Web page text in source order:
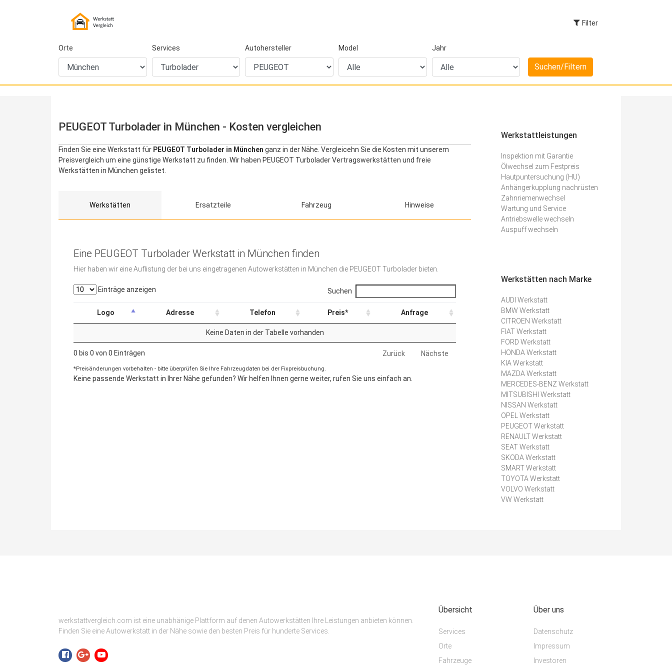
Filter
Orte Services Autohersteller Model Jahr
PEUGEOT Turbolader in München - Kosten vergleichen
Finden Sie eine Werkstatt für PEUGEOT Turbolader in München ganz in der Nähe. Vergleicehn Sie die Kosten mit unserem
Preisvergleich um eine günstige Werkstatt zu finden. Wir haben PEUGEOT Turbolader Vertragswerkstätten und freie
Werkstätten in München gelistet.
Werkstätten Ersatzteile Fahrzeug Hinweise
Eine PEUGEOT Turbolader Werkstatt in München finden
Hier haben wir eine Auflistung der bei uns eingetragenen Autowerkstätten in München die PEUGEOT Turbolader bieten.
Einträge anzeigen Suchen
Logo Adresse Telefon Preis* Anfrage
Keine Daten in der Tabelle vorhanden
0 bis 0 von 0 Einträgen Zurück Nächste
*Preisänderungen vorbehalten - bitte überprüfen Sie Ihre Fahrzeugdaten bei der Fixpreisbuchung.
Keine passende Werkstatt in Ihrer Nähe gefunden? Wir helfen Ihnen gerne weiter, rufen Sie uns einfach an.
Werkstattleistungen
Inspektion mit Garantie
Ölwechsel zum Festpreis
Hautpuntersuchung (HU)
Anhängerkupplung nachrüsten
Zahnriemenwechsel
Wartung und Service
Antriebswelle wechseln
Auspuff wechseln
Werkstätten nach Marke
AUDI Werkstatt
BMW Werkstatt
CITROEN Werkstatt
FIAT Werkstatt
FORD Werkstatt
HONDA Werkstatt
KIA Werkstatt
MAZDA Werkstatt
MERCEDES-BENZ Werkstatt
MITSUBISHI Werkstatt
NISSAN Werkstatt
OPEL Werkstatt
PEUGEOT Werkstatt
RENAULT Werkstatt
SEAT Werkstatt
SKODA Werkstatt
SMART Werkstatt
TOYOTA Werkstatt
VOLVO Werkstatt
VW Werkstatt
werkstattvergleich.com ist eine unabhänige Plattform auf denen Autowerkstätten Ihre Leistungen anbieten können.
Finden Sie eine Autowerkstatt in der Nähe sowie den besten Preis für hunderte Services.
Übersicht
Services
Orte
Fahrzeuge
Über uns
Datenschutz
Impressum
Investoren